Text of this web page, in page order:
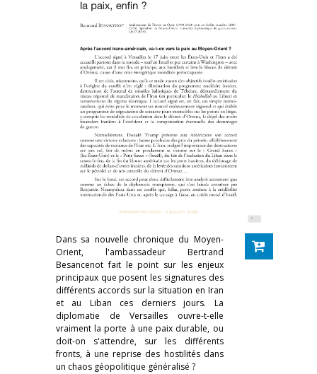
Dans sa nouvelle chronique du Moyen-
Orient, l'ambassadeur Bertrand
Besancenot fait le point sur les enjeux
principaux que posent les signatures des
différents accords sur la situation en Iran
et au Liban ces derniers jours. La
diplomatie de Versailles ouvre-t-elle
vraiment la porte à une paix durable, ou
doit-on s'attendre, sur les différents
fronts, à une reprise des hostilités dans
un chaos géopolitique généralisé ?